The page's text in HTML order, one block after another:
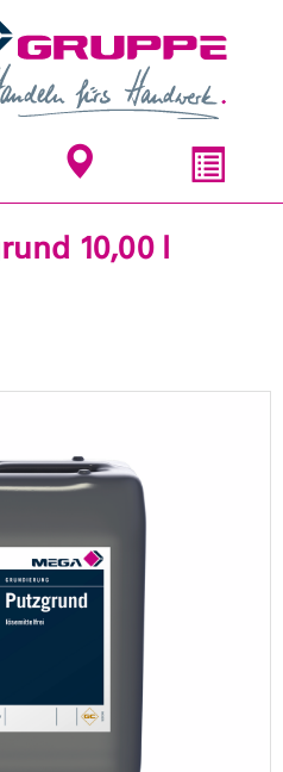
10,00 l